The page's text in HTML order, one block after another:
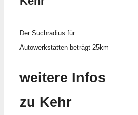
Der Suchradius für
Autowerkstätten beträgt 25km
weitere Infos
zu Kehr